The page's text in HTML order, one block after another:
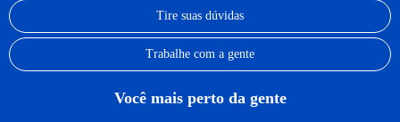
Tire suas dúvidas
Trabalhe com a gente
Você mais perto da gente